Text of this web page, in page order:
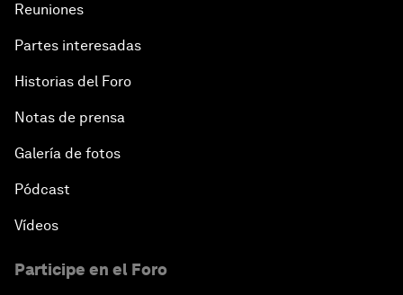
Reuniones
Partes interesadas
Historias del Foro
Notas de prensa
Galería de fotos
Pódcast
Vídeos
Participe en el Foro